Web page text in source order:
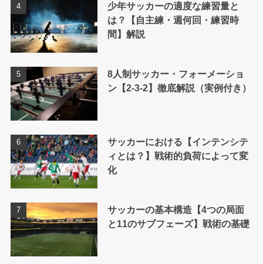
少年サッカーの適度な練習量と
は？【自主練・週何回・練習時
間】解説
8人制サッカー・フォーメーショ
ン【2-3-2】徹底解説（実例付き）
サッカーにおける【インテンシテ
ィとは？】戦術的負荷によって変
化
サッカーの基本構造【4つの局面
と11のサブフェーズ】戦術の基礎